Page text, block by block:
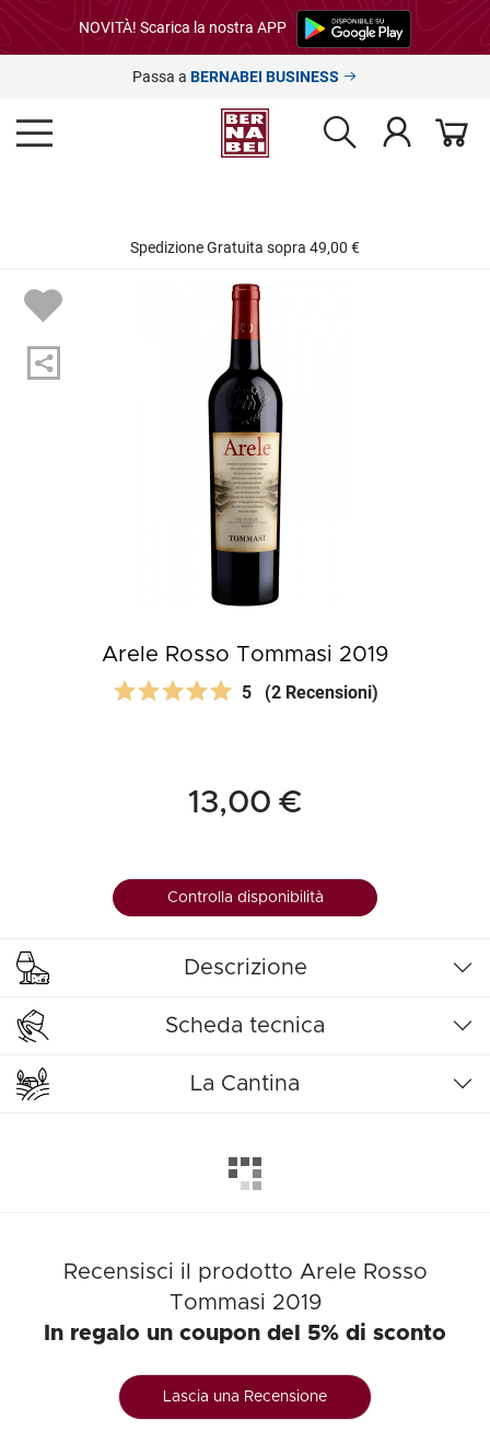
NOVITÀ! Scarica la nostra APP
Passa a BERNABEI BUSINESS
Spedizione Gratuita sopra 49,00 €
Arele Rosso Tommasi 2019
5 (2 Recensioni)
13,00 €
Controlla disponibilità
Descrizione
Scheda tecnica
La Cantina
Recensisci il prodotto Arele Rosso
Tommasi 2019
In regalo un coupon del 5% di sconto
Lascia una Recensione